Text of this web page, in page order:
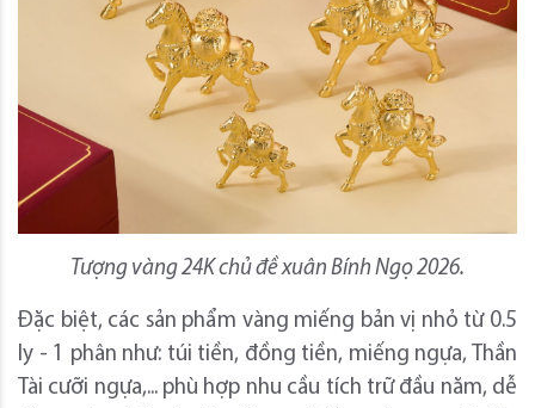
Tượng vàng 24K chủ đề xuân Bính Ngọ 2026.
Đặc biệt, các sản phẩm vàng miếng bản vị nhỏ từ 0.5
ly - 1 phân như: túi tiền, đồng tiền, miếng ngựa, Thần
Tài cưỡi ngựa,... phù hợp nhu cầu tích trữ đầu năm, dễ